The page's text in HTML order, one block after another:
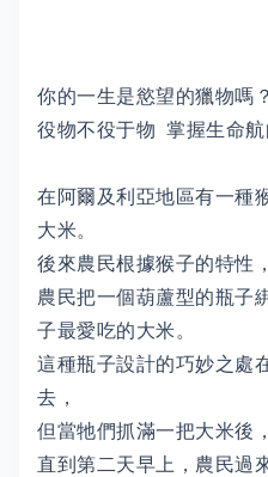
你的一生是慾望的獵物嗎？
役物不役于物 掌握生命
在阿爾及利亞地區有一種
大米。
後來農民根據猴子的特性
農民把一個葫蘆型的瓶子
子最愛吃的大米。
這種瓶子設計的巧妙之處
去，
但當牠們抓滿一把大米後
直到第二天早上，農民過